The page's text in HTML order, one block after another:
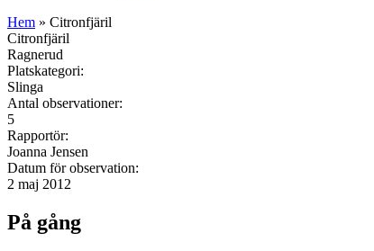
Hem » Citronfjäril
Citronfjäril
Ragnerud
Platskategori:
Slinga
Antal observationer:
5
Rapportör:
Joanna Jensen
Datum för observation:
2 maj 2012
På gång